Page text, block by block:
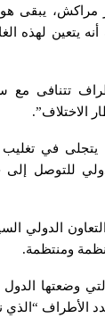
مراكش، يبقى
يتعين لهذه
تتنافى مع
الاختلاف”.
يتجلى في
للتوصل
الدولي
ومنتظمة.
وضعتها الدول
الأطراف